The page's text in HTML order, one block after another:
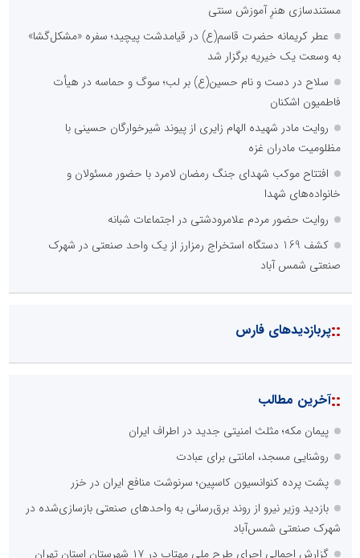
مستندسازی هنرِ آموزش سنتی
عطر کریمانه حضرت قاسم(ع) در قیامدشت پیچید؛ سفره «مشکل‌گشا»
به وسعت یک خیریه برگزار شد
سلاح در دست و نام حسین(ع) بر لب؛ سوگ و حماسه در هیأت
فاطمیون اشکنان
روایت مادر شهیده الهام زایری از پیوند شیرخوارگان حسینی با
مظلومیت مادران غزه
افتتاح موکب شهدای جنگ رمضان لامرد با حضور مسئولان و
خانواده‌های شهدا
روایت حضور مردم علامرودشتی در اجتماعات شبانه
کشف 169 دستگاه استخراج رمزارز از یک واحد صنعتی در شهرک
صنعتی شمس آباد
::پربازدیدهای فارس
::آخرین مطالب
پیمان مکه؛ مثلث امنیتی جدید در اطراف ایران
روشنایی مسجد، امانتی برای عبادت
پشت پرده کنوانسیون کاسپین؛ سرنوشت منافع ایران در خزر
بازدید وزیر نیرو از روند برق‌رسانی به واحدهای صنعتی بازسازی‌شده در
شهرک صنعتی شمس‌آباد
گزارش اجمالی اجرای طرح ملی مهتاب در ۱۷ شهرستان استان تهران